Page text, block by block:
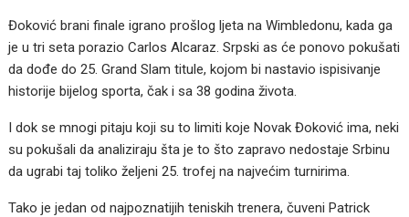
Đoković brani finale igrano prošlog ljeta na Wimbledonu, kada ga
je u tri seta porazio Carlos Alcaraz. Srpski as će ponovo pokušati
da dođe do 25. Grand Slam titule, kojom bi nastavio ispisivanje
historije bijelog sporta, čak i sa 38 godina života.
I dok se mnogi pitaju koji su to limiti koje Novak Đoković ima, neki
su pokušali da analiziraju šta je to što zapravo nedostaje Srbinu
da ugrabi taj toliko željeni 25. trofej na najvećim turnirima.
Tako je jedan od najpoznatijih teniskih trenera, čuveni Patrick